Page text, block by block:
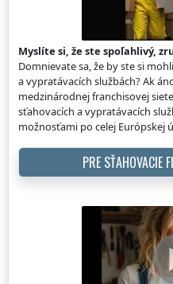
Myslíte si, že ste spoľahlivý,
Domnievate sa, že by ste si
a vypratávacích službách? Ak
medzinárodnej franchisovej siete
sťahovacích a vypratávacích
možnosťami po celej Európskej
PRE SŤAHOVACIE